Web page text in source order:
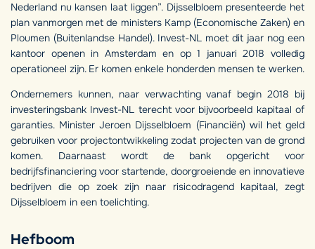
Nederland nu kansen laat liggen”. Dijsselbloem presenteerde het
plan vanmorgen met de ministers Kamp (Economische Zaken) en
Ploumen (Buitenlandse Handel). Invest-NL moet dit jaar nog een
kantoor openen in Amsterdam en op 1 januari 2018 volledig
operationeel zijn. Er komen enkele honderden mensen te werken.
Ondernemers kunnen, naar verwachting vanaf begin 2018 bij
investeringsbank Invest-NL terecht voor bijvoorbeeld kapitaal of
garanties. Minister Jeroen Dijsselbloem (Financiën) wil het geld
gebruiken voor projectontwikkeling zodat projecten van de grond
komen. Daarnaast wordt de bank opgericht voor
bedrijfsfinanciering voor startende, doorgroeiende en innovatieve
bedrijven die op zoek zijn naar risicodragend kapitaal, zegt
Dijsselbloem in een toelichting.
Hefboom